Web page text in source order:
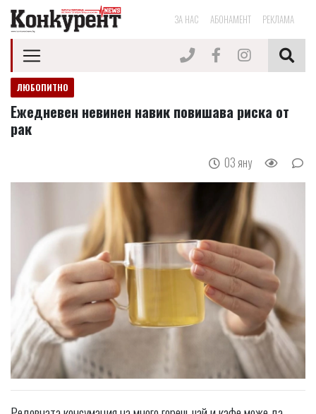
ЗА НАС АБОНАМЕНТ РЕКЛАМА
ЛЮБОПИТНО
Ежедневен невинен навик повишава риска от
рак
03 яну